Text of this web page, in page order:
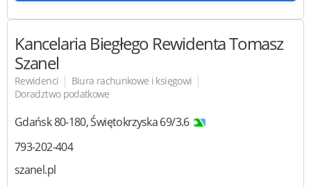
Kancelaria Biegłego RewidentaTomasz
Szanel
Rewidenci | Biura rachunkowe i księgowi |
Doradztwo podatkowe
Gdańsk80-180,Świętokrzyska 69/3.6
793-202-404
szanel.pl